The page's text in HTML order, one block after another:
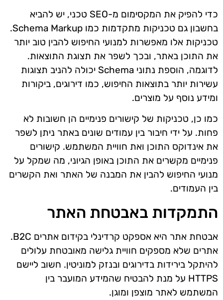
כדי להפיק את המקסימום מ-SEO טכני, יש להביא
בחשבון גם טכניקות מתקדמות כמו Schema Markup.
טכניקות אלו מאפשרות למנועי החיפוש להבין טוב יותר
את התוכן באתר, ובכך לשפר את תצוגת התוצאות.
לדוגמה, הוספת נתוני Schema יכולה להניב תצוגות
עשירות יותר בתוצאות החיפוש, כמו דירוגים, ביקורות
ומידע נוסף על מוצרים.
כמו כן, טכניקות של קישורים פנימיים הן חשובות לא
פחות. על ידי חיבור בין עמודים שונים באתר ניתן לשפר
את אינדוקס התוכן ואת חוויית המשתמש. קישורים
פנימיים מקשרים את התוכן באופן הגיוני, מה שמקל על
מנועי החיפוש להבין את המבנה של האתר ואת הקשרים
בין העמודים.
התמקדות באבטחת האתר
אבטחת אתר היא אספקט קרדינלי בקידום אתרים B2C.
אתרים שלא מספקים חוויית גלישה מאובטחת עלולים
להיתקל בירידות בדירוגים ובנזק למוניטין. חשוב ליישם
HTTPS על מנת להבטיח שהמידע המועבר בין
המשתמש לאתר מוצפן ומוגן.